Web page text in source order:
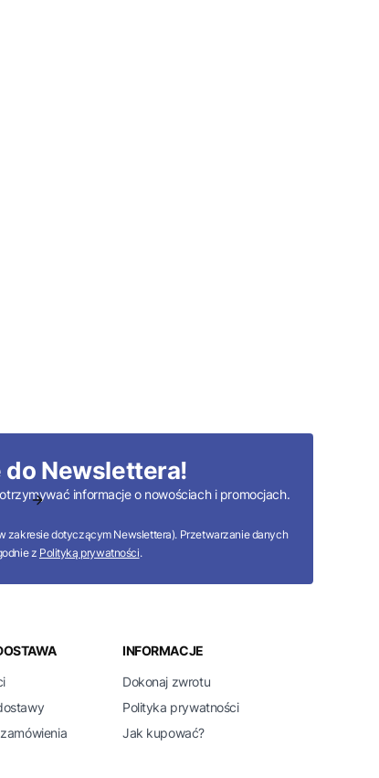
do Newslettera!
informacje o nowościach i promocjach.
zakresie dotyczącym Newslettera). Przetwarzanie danych
z Polityką prywatności.
INFORMACJE
Dokonaj zwrotu
Polityka prywatności
Jak kupować?